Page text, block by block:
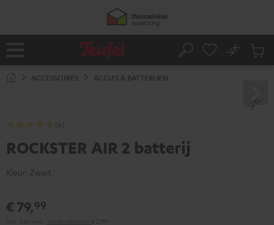
Home Zoeken
No
ACCESSOIRES ACCU'S & BATTERIJEN
(6)
ROCKSTER AIR 2 batterij
Kleur: Zwart
€ 79,99